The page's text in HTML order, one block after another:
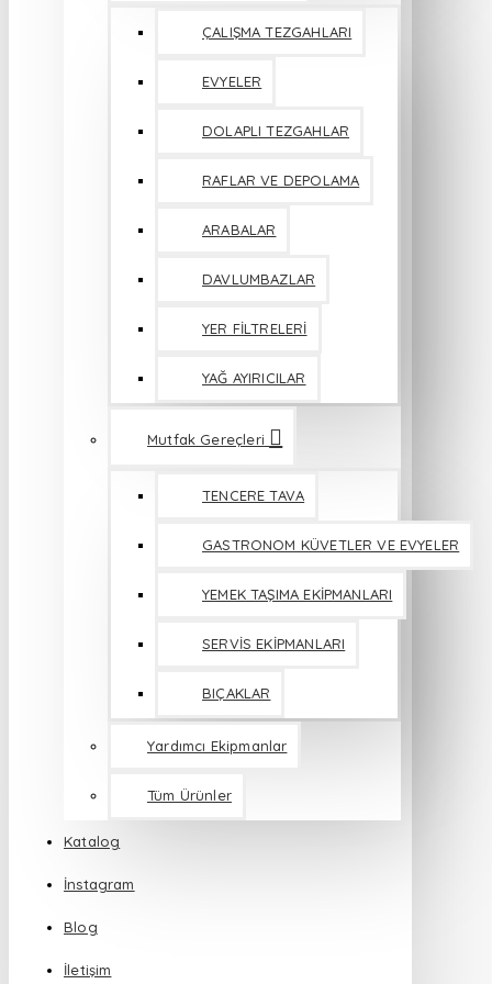
ÇALIŞMA TEZGAHLARI
EVYELER
DOLAPLI TEZGAHLAR
RAFLAR VE DEPOLAMA
ARABALAR
DAVLUMBAZLAR
YER FİLTRELERİ
YAĞ AYIRICILAR
Mutfak Gereçleri
TENCERE TAVA
GASTRONOM KÜVETLER VE EVYELER
YEMEK TAŞIMA EKİPMANLARI
SERVİS EKİPMANLARI
BIÇAKLAR
Yardımcı Ekipmanlar
Tüm Ürünler
Katalog
İnstagram
Blog
İletişim